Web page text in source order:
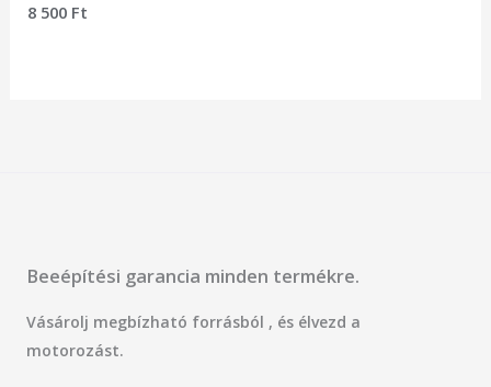
Értékelés:
0
8 500 Ft
Beeépítési garancia minden termékre.
Vásárolj megbízható forrásból , és élvezd a
motorozást.